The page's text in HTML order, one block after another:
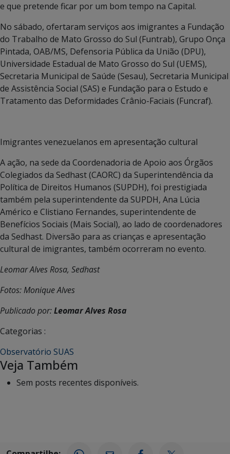
e que pretende ficar por um bom tempo na Capital.
No sábado, ofertaram serviços aos imigrantes a Fundação
do Trabalho de Mato Grosso do Sul (Funtrab), Grupo Onça
Pintada, OAB/MS, Defensoria Pública da União (DPU),
Universidade Estadual de Mato Grosso do Sul (UEMS),
Secretaria Municipal de Saúde (Sesau), Secretaria Municipal
de Assistência Social (SAS) e Fundação para o Estudo e
Tratamento das Deformidades Crânio-Faciais (Funcraf).
Imigrantes venezuelanos em apresentação cultural
A ação, na sede da Coordenadoria de Apoio aos Órgãos
Colegiados da Sedhast (CAORC) da Superintendência da
Política de Direitos Humanos (SUPDH), foi prestigiada
também pela superintendente da SUPDH, Ana Lúcia
Américo e Clistiano Fernandes, superintendente de
Benefícios Sociais (Mais Social), ao lado de coordenadores
da Sedhast. Diversão para as crianças e apresentação
cultural de imigrantes, também ocorreram no evento.
Leomar Alves Rosa, Sedhast
Fotos: Monique Alves
Publicado por:Leomar Alves Rosa
Categorias :
Observatório SUAS
Veja Também
Sem posts recentes disponíveis.